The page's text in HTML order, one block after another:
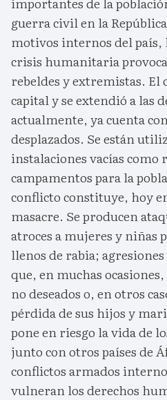
guerra civil en la
motivos internos del país,
crisis humanitaria
rebeldes y extremistas. El
capital y se extendió a las
actualmente, ya cuenta
desplazados. Se están
instalaciones vacías como
campamentos para la
conflicto constituye, hoy
masacre. Se producen
atroces a mujeres y niñas
llenos de rabia;
que, en muchas
no deseados o, en otros
pérdida de sus hijos y
pone en riesgo la vida de
junto con otros países de
conflictos armados
vulneran los derechos